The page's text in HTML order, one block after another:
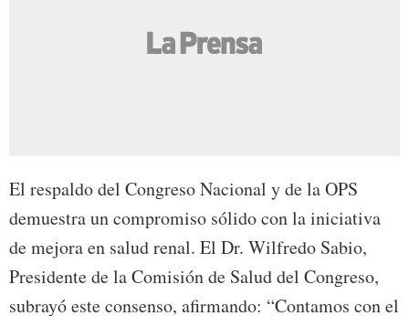
El respaldo del Congreso Nacional y de la OPS
demuestra un compromiso sólido con la iniciativa
de mejora en salud renal. El Dr. Wilfredo Sabio,
Presidente de la Comisión de Salud del Congreso,
subrayó este consenso, afirmando: “Contamos con el